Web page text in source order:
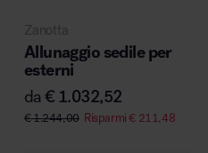
Zanotta
Allunaggio sedile per
esterni
da€ 1.032,52
€1.244,00 Risparmi€211,48